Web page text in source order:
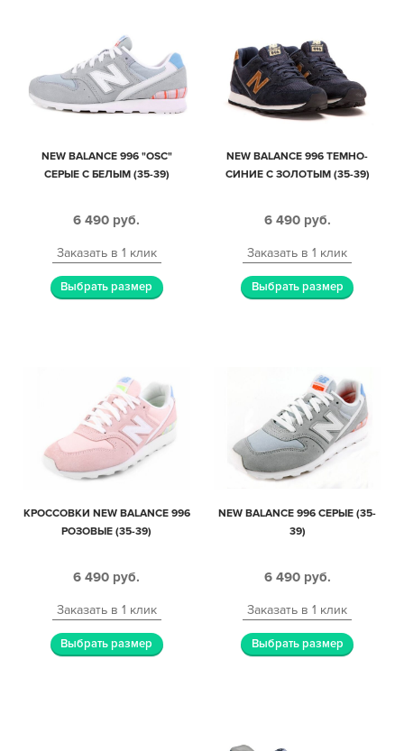
NEW BALANCE 996 "OSC"
СЕРЫЕ С БЕЛЫМ (35-39)
6 490 руб.
Заказать в 1 клик
Выбрать размер
NEW BALANCE 996 ТЕМНО-
СИНИЕ С ЗОЛОТЫМ (35-39)
6 490 руб.
Заказать в 1 клик
Выбрать размер
КРОССОВКИ NEW BALANCE 996
РОЗОВЫЕ (35-39)
6 490 руб.
Заказать в 1 клик
Выбрать размер
NEW BALANCE 996 СЕРЫЕ (35-
39)
6 490 руб.
Заказать в 1 клик
Выбрать размер